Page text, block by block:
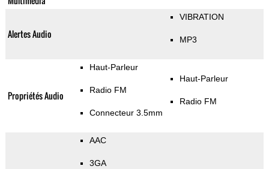
Alertes Audio
VIBRATION
MP3
Propriétés Audio
Haut-Parleur
Radio FM
Connecteur 3.5mm
Haut-Parleur
Radio FM
AAC
3GA